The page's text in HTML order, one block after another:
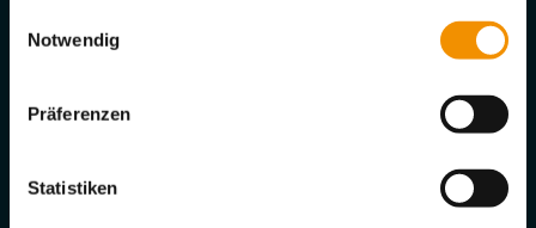
Cookies, wenn Sie unsere Webseite weiterhin nutzen.
Notwendig
Präferenzen
Statistiken
Sur présentation de votre pièce d'identité, vous
bénéficierez d'une entrée gratuite le jour de votre
anniversaire ; ceci est uniquement possible à la
personnes fêtant leur anniversaire, qu'elles aient 1 an ou